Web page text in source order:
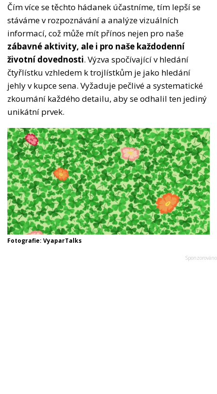
Čím více se těchto hádanek účastníme, tím lepší se
stáváme v rozpoznávání a analýze vizuálních
informací, což může mít přínos nejen pro naše
zábavné aktivity, ale i pro naše každodenní
životní dovednosti. Výzva spočívající v hledání
čtyřlístku vzhledem k trojlístkům je jako hledání
jehly v kupce sena. Vyžaduje pečlivé a systematické
zkoumání každého detailu, aby se odhalil ten jediný
unikátní prvek.
Fotografie: VyaparTalks